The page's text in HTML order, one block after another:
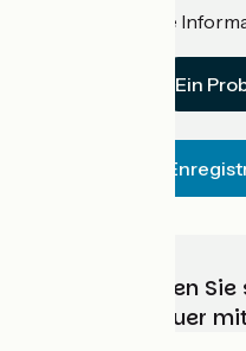
Haben Sie eine
Ein
Wählen, bereiten
Ihr Radabenteuer